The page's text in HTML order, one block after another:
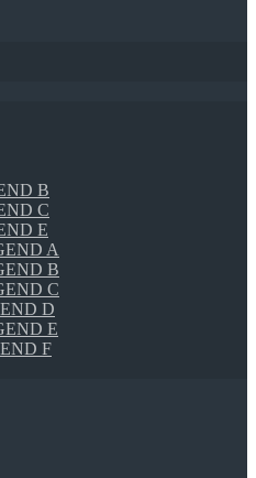
B
C
E
A
B
C
D
E
F